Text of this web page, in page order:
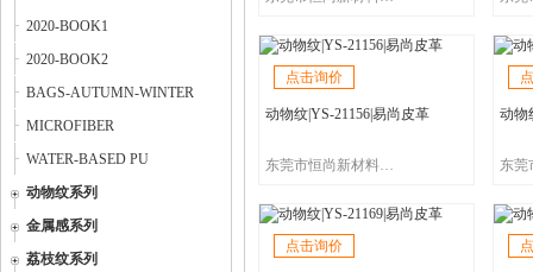
2020-BOOK1
2020-BOOK2
BAGS-AUTUMN-WINTER
MICROFIBER
WATER-BASED PU
动物纹系列
金属感系列
荔枝纹系列
点击询价
动物纹|YS-21156|易尚皮革
东莞市恒尚新材料科技有限公司/易尚皮革
动物
点击询价